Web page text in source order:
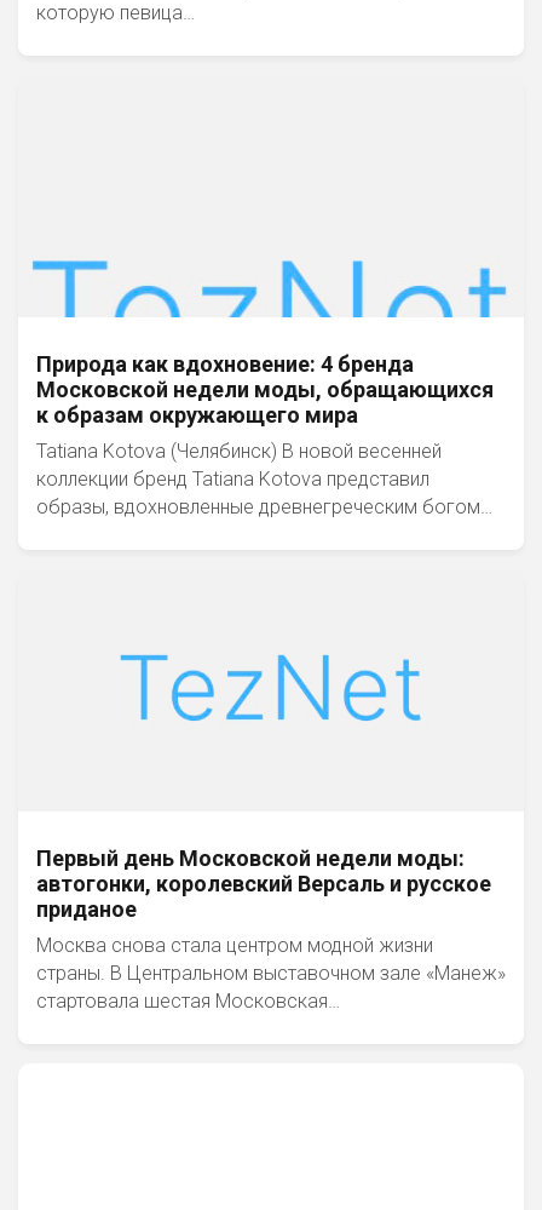
которую певица…
Природа как вдохновение: 4 бренда
Московской недели моды, обращающихся
к образам окружающего мира
Tatiana Kotova (Челябинск) В новой весенней
коллекции бренд Tatiana Kotova представил
образы, вдохновленные древнегреческим богом…
Первый день Московской недели моды:
автогонки, королевский Версаль и русское
приданое
Москва снова стала центром модной жизни
страны. В Центральном выставочном зале «Манеж»
стартовала шестая Московская…